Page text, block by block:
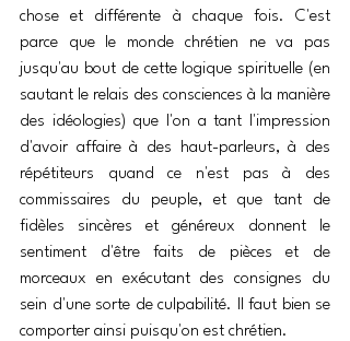
chose et différente à chaque fois. C'est
parce que le monde chrétien ne va pas
jusqu'au bout de cette logique spirituelle (en
sautant le relais des consciences à la manière
des idéologies) que l'on a tant l'impression
d'avoir affaire à des haut-parleurs, à des
répétiteurs quand ce n'est pas à des
commissaires du peuple, et que tant de
fidèles sincères et généreux donnent le
sentiment d'être faits de pièces et de
morceaux en exécutant des consignes du
sein d'une sorte de culpabilité. Il faut bien se
comporter ainsi puisqu'on est chrétien.